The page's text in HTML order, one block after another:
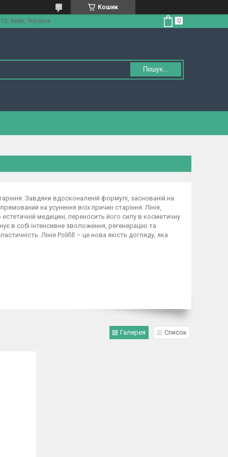
Кошик
Київ, Україна
Пошук...
Завдяки вдосконаленій формулі, заснованій на
на усунення всіх причин старіння. Лінія,
медицині, переносить його силу в косметичну
в собі інтенсивне зволоження, регенерацію та
Лінія Polifill – це нова якість догляду, яка
Галерея Список